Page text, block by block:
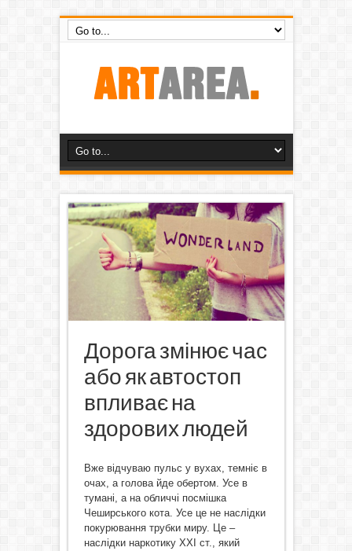
Дорога змінює час
або як автостоп
впливає на
здорових людей
Вже відчуваю пульс у вухах, темніє в
очах, а голова йде обертом. Усе в
тумані, а на обличчі посмішка
Чеширського кота. Усе це не наслідки
покурювання трубки миру. Це –
наслідки наркотику ХХІ ст., який